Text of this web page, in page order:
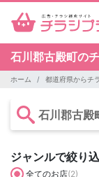
石川郡古殿町の
ホーム 都道府県からチ
石川郡古殿
ジャンルで絞り
全てのお店(2)